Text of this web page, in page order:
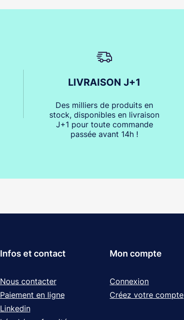
LIVRAISON J+1
Des milliers de produits en
stock, disponibles en livraison
J+1 pour toute commande
passée avant 14h !
Infos et contact
Nous contacter
Paiement en ligne
Linkedin
Mon compte
Connexion
Créez votre compte